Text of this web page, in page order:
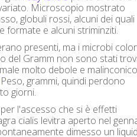
Microscopio mostrato
globuli rossi, alcuni dei quali
formate e alcuni striminziti.
presenti, ma i microbi
del Gramm non sono stati
molto debole e
grammi, quindi perdono
giorni.
l'ascesso che si è effetti
cialis levitra aperto nel
dimesso un